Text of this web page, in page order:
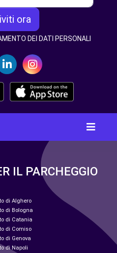
ora
DEI DATI PERSONALI
IL PARCHEGGIO
di Alghero
di Bologna
di Catania
di Comiso
di Genova
di Napoli